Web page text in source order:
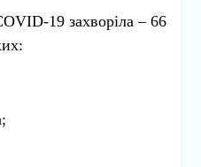
-19 захворіла – 66